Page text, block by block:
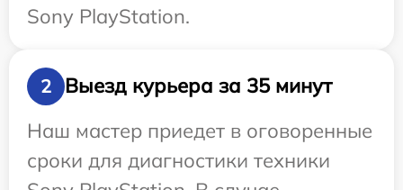
Sony PlayStation.
2
Выезд курьера за 35 минут
Наш мастер приедет в оговоренные
сроки для диагностики техники